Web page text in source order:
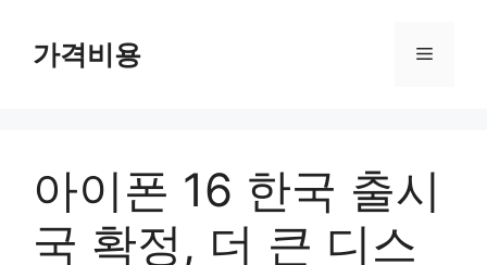
가격비용 메
아이폰 16 한국 출시
국 확정, 더 큰 디스